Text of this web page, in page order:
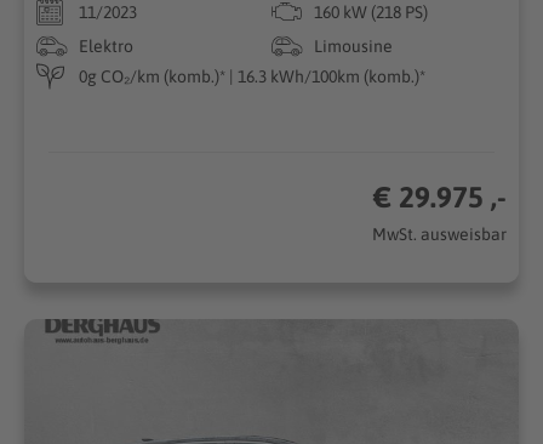
11/2023
160 kW (218 PS)
Elektro
Limousine
0g CO₂/km (komb.)* | 16.3 kWh/100km (komb.)*
€ 29.975 ,-
MwSt. ausweisbar